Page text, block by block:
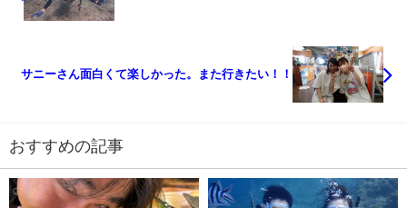
サニーさん面白くて楽しかった。また行きたい！！
おすすめの記事